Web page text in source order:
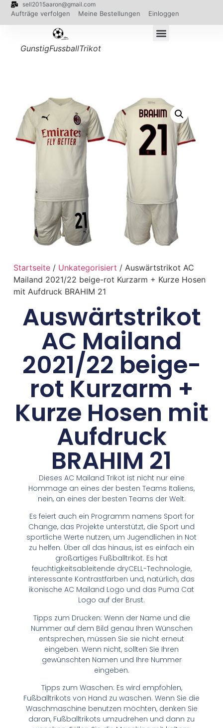
sell2015aaron@gmail.com
Aufträge verfolgen Meine Bestellungen Einloggen
GunstigFussballTrikot
Startseite/ Unkategorisiert / Auswärtstrikot AC
Mailand 2021/22 beige-rot Kurzarm + Kurze Hosen
mit Aufdruck BRAHIM 21
Auswärtstrikot
AC Mailand
2021/22 beige-
rot Kurzarm +
Kurze Hosen mit
Aufdruck
BRAHIM 21
Dieses AC Mailand Trikot ist nicht nur eine
Hommage an eines der besten Teams Italiens,
nein, an eines der besten Teams der Welt.
Es feiert auch ein Programm namens Sport for
Change, das Projekte unterstützt, die Sport und
sportliche Werte nutzen, um Jugendlichen in Not
zu helfen. Über all das hinaus, ist es einfach ein
großartiges Fußballtrikot. Es hat
feuchtigkeitsableitende dryCELL-Technologie,
interessante Kontrastfarben und, natürlich, das
ikonische AC Mailand Logo und das Puma Cat
Logo auf der Brust.
Tipps zum Drucken: Wenn der Name und die
Nummer auf dem Bild genau Ihren Wünschen
entsprechen, müssen Sie sie nicht erneut
eingeben. Wenn nicht, sollten Sie Ihren
gewünschten Namen und Ihre Nummer
eingeben.
Tipps zum Waschen: Es wird empfohlen,
Fußballtrikots von Hand zu waschen. Wenn Sie die
Waschmaschine benutzen möchten, denken Sie
daran, Fußballtrikots umzudrehen und dann zu